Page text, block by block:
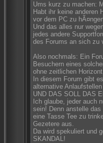
Ums kurz zu machen:
Habt ihr keine anderen
vor dem PC zu
Und das alles nur
jedes andere
des Forums an sich zu
Also nochmals: Ein
Besuchern eines
ohne zeitlichen
In diesem Forum gibt
alternative
UND DAS SOLL DAS
Ich glaube, jeder auch
sein! Denn anstelle
eine Tasse Tee zu
Gezetere aus.
Da wird spekuliert und
SKANDAL!